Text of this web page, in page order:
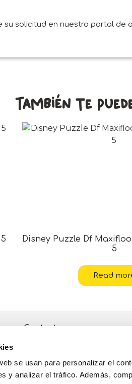
se usan para personalizar el
y analizar el tráfico. Además,
solicitud en nuestro portal de
También te
Disney Puzzle Df
5
Read
Contacto
Política de Privacidad y